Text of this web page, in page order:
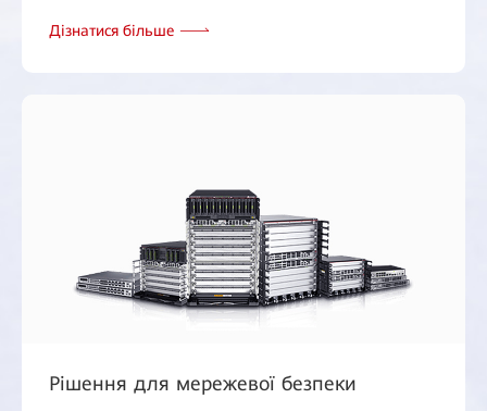
Дізнатися більше
Рішення для мережевої безпеки